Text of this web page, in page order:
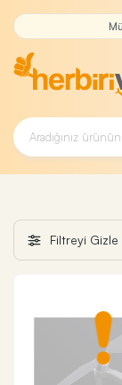
Filtreyi Gizle